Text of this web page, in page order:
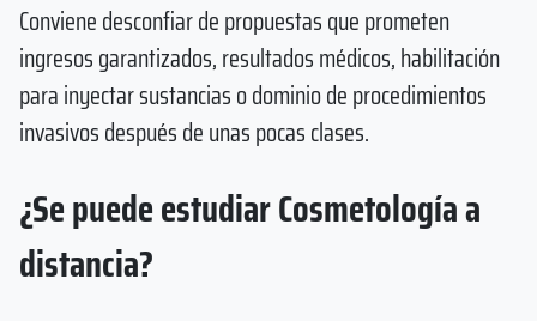
Conviene desconfiar de propuestas que prometen
ingresos garantizados, resultados médicos, habilitación
para inyectar sustancias o dominio de procedimientos
invasivos después de unas pocas clases.
¿Se puede estudiar Cosmetología a
distancia?